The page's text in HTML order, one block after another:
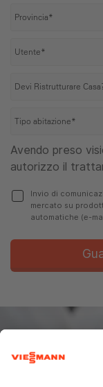
Avendo preso
autorizzo il
Invio di
mercato su
automatiche (e-